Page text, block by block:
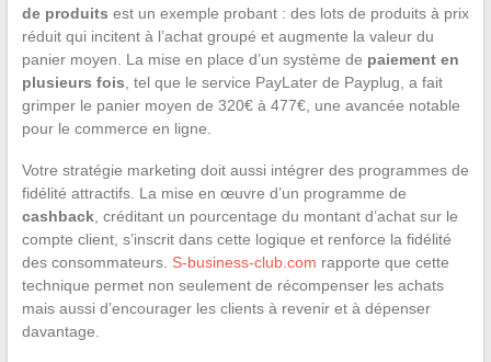
de produits est un exemple probant : des lots de produits à prix
réduit qui incitent à l’achat groupé et augmente la valeur du
panier moyen. La mise en place d’un système de paiement en
plusieurs fois , tel que le service PayLater de Payplug, a fait
grimper le panier moyen de 320€ à 477€, une avancée notable
pour le commerce en ligne.
Votre stratégie marketing doit aussi intégrer des programmes de
fidélité attractifs. La mise en œuvre d’un programme de
cashback, créditant un pourcentage du montant d’achat sur le
compte client, s’inscrit dans cette logique et renforce la fidélité
des consommateurs. S-business-club.com rapporte que cette
technique permet non seulement de récompenser les achats
mais aussi d’encourager les clients à revenir et à dépenser
davantage.